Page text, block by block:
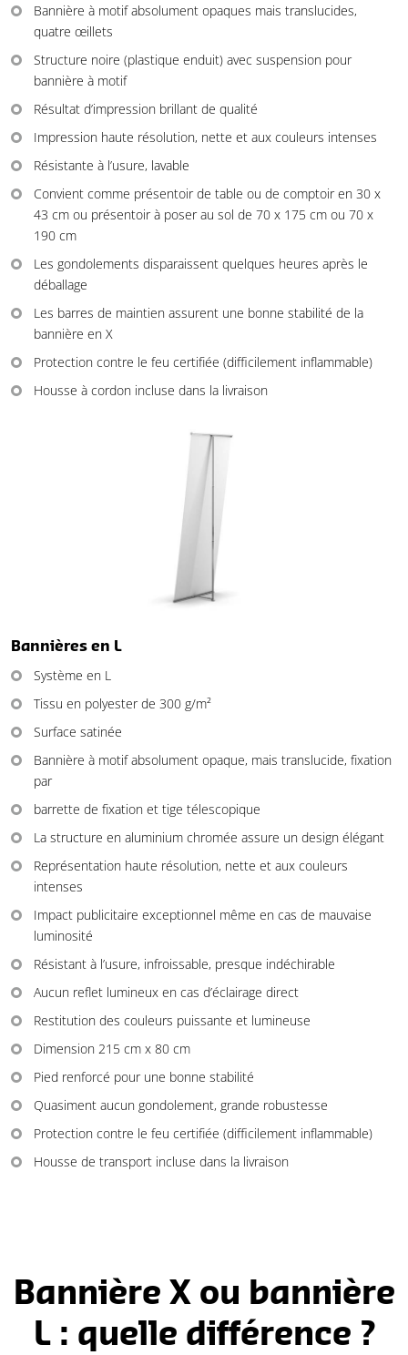
Bannière à motif absolument opaques mais translucides,
quatre œillets
Structure noire (plastique enduit) avec suspension pour
bannière à motif
Résultat d’impression brillant de qualité
Impression haute résolution, nette et aux couleurs intenses
Résistante à l’usure, lavable
Convient comme présentoir de table ou de comptoir en 30 x
43 cm ou présentoir à poser au sol de 70 x 175 cm ou 70 x
190 cm
Les gondolements disparaissent quelques heures après le
déballage
Les barres de maintien assurent une bonne stabilité de la
bannière en X
Protection contre le feu certifiée (difficilement inflammable)
Housse à cordon incluse dans la livraison
Bannières en L
Système en L
Tissu en polyester de 300 g/m²
Surface satinée
Bannière à motif absolument opaque, mais translucide, fixation
par
barrette de fixation et tige télescopique
La structure en aluminium chromée assure un design élégant
Représentation haute résolution, nette et aux couleurs
intenses
Impact publicitaire exceptionnel même en cas de mauvaise
luminosité
Résistant à l’usure, infroissable, presque indéchirable
Aucun reflet lumineux en cas d’éclairage direct
Restitution des couleurs puissante et lumineuse
Dimension 215 cm x 80 cm
Pied renforcé pour une bonne stabilité
Quasiment aucun gondolement, grande robustesse
Protection contre le feu certifiée (difficilement inflammable)
Housse de transport incluse dans la livraison
Bannière X ou bannière
L : quelle différence ?